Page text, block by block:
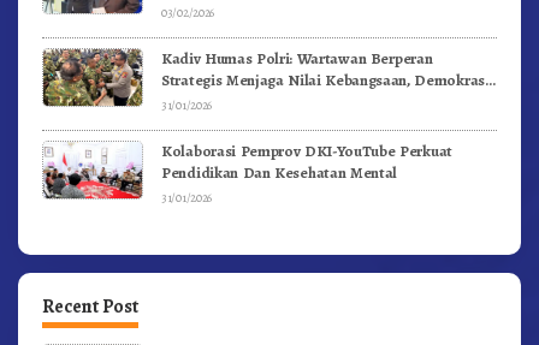
03/02/2026
Kadiv Humas Polri: Wartawan Berperan
Strategis Menjaga Nilai Kebangsaan, Demokrasi,
dan NKRI
31/01/2026
Kolaborasi Pemprov DKI-YouTube Perkuat
Pendidikan Dan Kesehatan Mental
31/01/2026
Recent Post